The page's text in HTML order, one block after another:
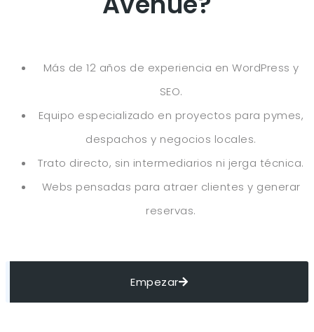
Más de 12 años de experiencia en WordPress y
SEO.
Equipo especializado en proyectos para pymes,
despachos y negocios locales.
Trato directo, sin intermediarios ni jerga técnica.
Webs pensadas para atraer clientes y generar
reservas.
Empezar